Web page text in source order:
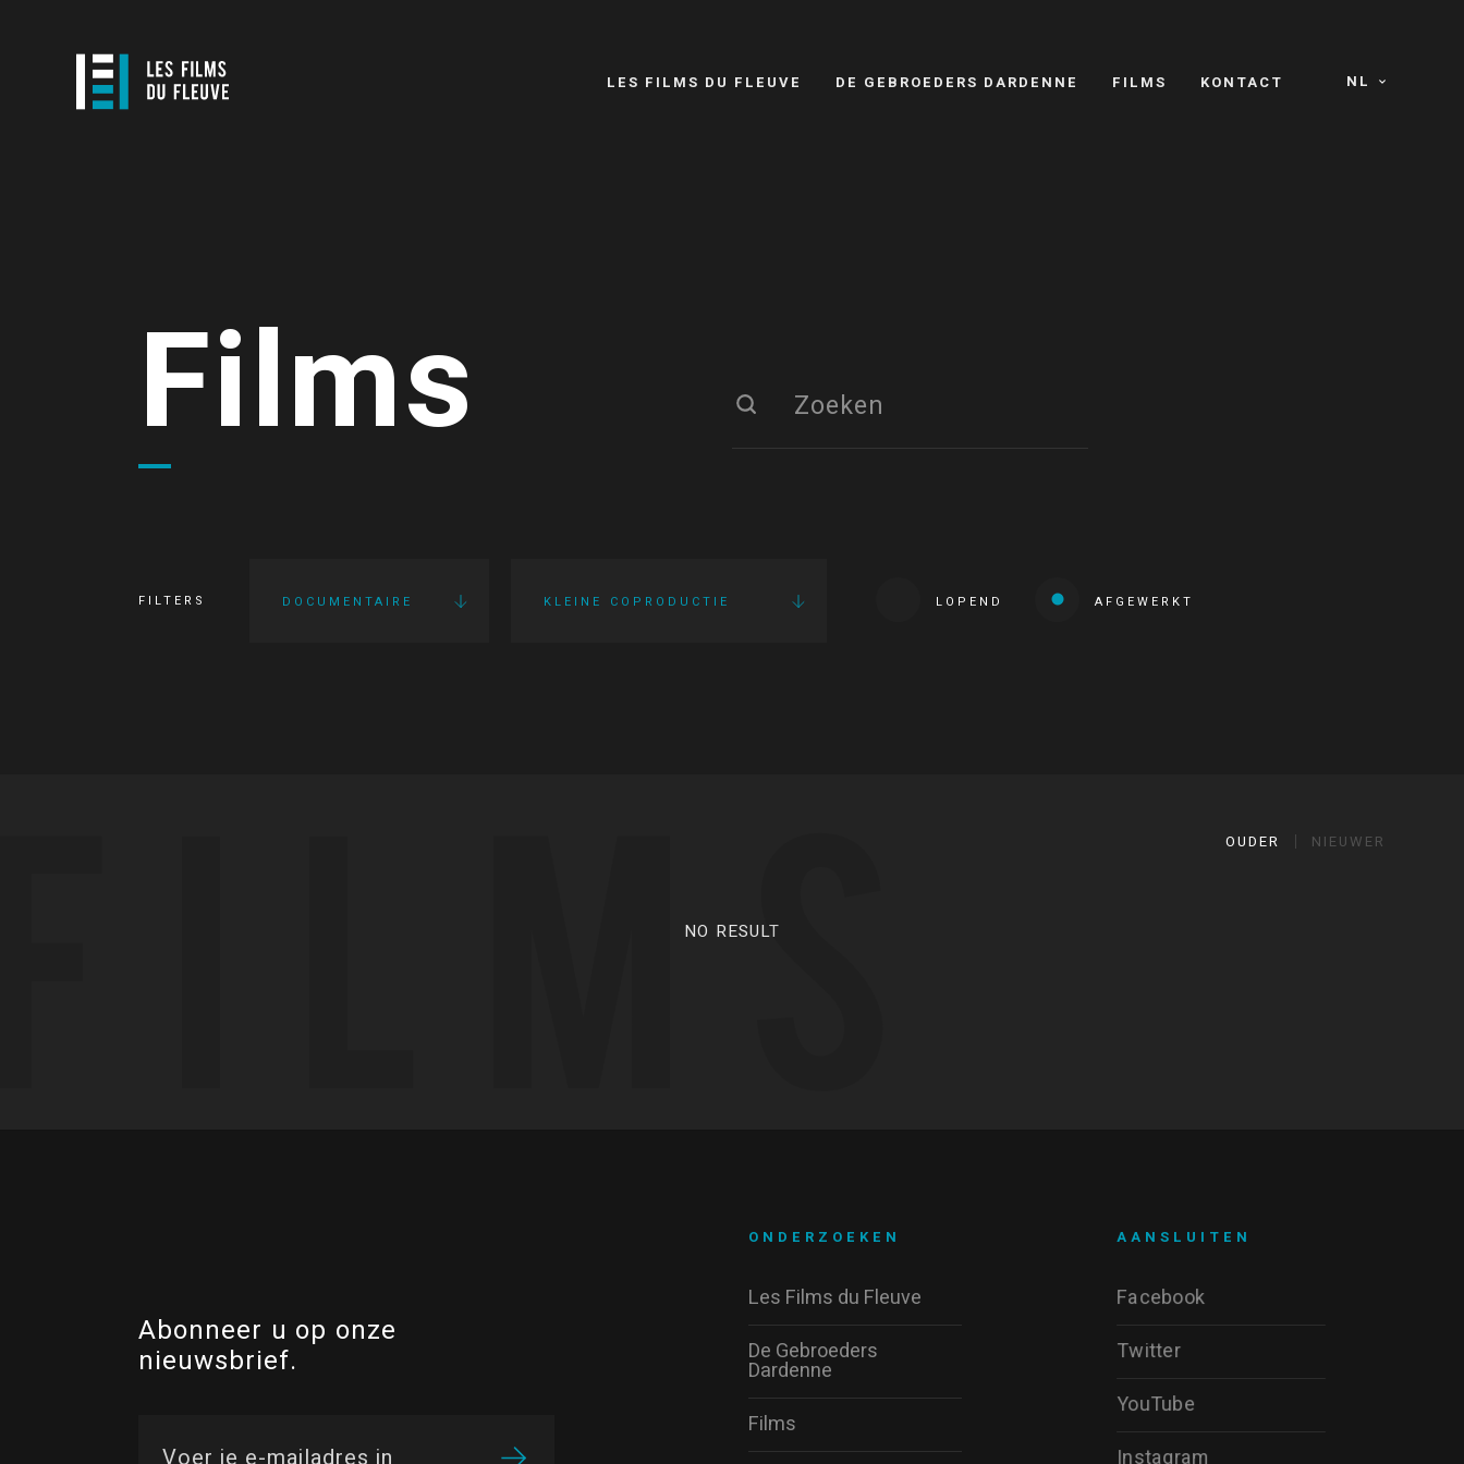
NL
LES FILMS DU FLEUVE DE GEBROEDERS DARDENNE FILMS KONTACT
Films
FILTERS DOCUMENTAIRE KLEINE COPRODUCTIE LOPEND AFGEWERKT
OUDER NIEUWER
NO RESULT
Abonneer u op onze
nieuwsbrief.
AANSLUITEN
Facebook
Twitter
YouTube
Instagram
ONDERZOEKEN
Les Films du Fleuve
De Gebroeders
Dardenne
Films